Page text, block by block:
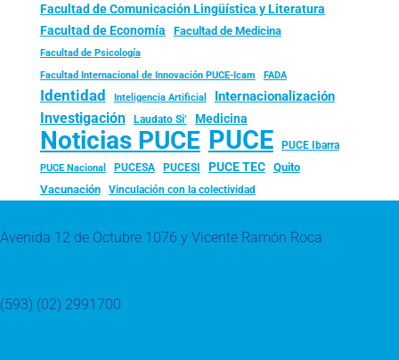
Facultad de Comunicación Lingüística y Literatura
Facultad de Economía Facultad de Medicina
Facultad de Psicología
Facultad Internacional de Innovación PUCE-Icam FADA
Identidad Inteligencia Artificial Internacionalización
Investigación Laudato Si’ Medicina
Noticias PUCE PUCE PUCE Ibarra
PUCE Nacional PUCESA PUCESI PUCE TEC
Quito
Vacunación
Vinculación con la colectividad
Avenida 12 de Octubre 1076 y Vicente Ramón Roca
(593) (02) 2991700